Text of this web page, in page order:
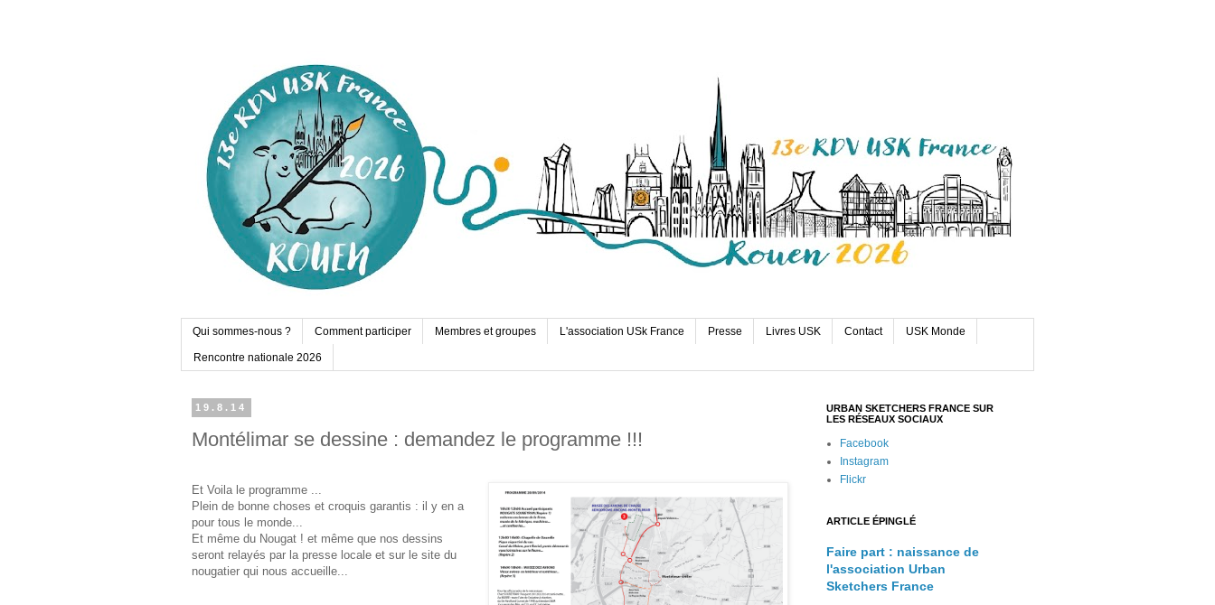
Qui sommes-nous ? Comment participer Membres et groupes L'association USk France Presse Livres USK Contact USK Monde
Rencontre nationale 2026
19.8.14
Montélimar se dessine : demandez le programme !!!
Et Voila le programme ...
Plein de bonne choses et croquis garantis : il y en a
pour tous le monde...
Et même du Nougat ! et même que nos dessins
seront relayés par la presse locale et sur le site du
nougatier qui nous accueille...
URBAN SKETCHERS FRANCE SUR
LES RÉSEAUX SOCIAUX
Facebook
Instagram
Flickr
ARTICLE ÉPINGLÉ
Faire part : naissance de
l'association Urban
Sketchers France